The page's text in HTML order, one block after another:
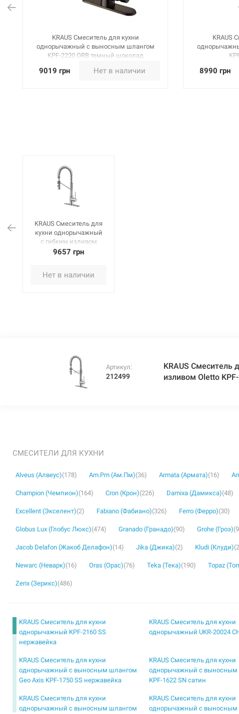
KRAUS Смеситель для кухни
однорычажный с выносным шлангом
KPF-2220 ORB темный шоколад
9019 грн Нет в наличии
KRAUS
8990 грн
KRAUS Смеситель для
кухни однорычажный
с гибким изливом
Oletto KPF-2630 CH
9657 грн
Нет в наличии
Артикул:
212499
KRAUS Смеситель
изливом Oletto
СМЕСИТЕЛИ ДЛЯ КУХНИ
Alveus (Алвеус)(178) Am.Pm (Ам.Пм)(36) Armata (Армата)(16)
Champion (Чемпион)(164) Cron (Крон)(226) Damixa (Дамикса)(48)
Excellent (Экселент)(2) Fabiano (Фабиано)(326) Ferro (Ферро)(30)
Globus Lux (Глобус Люкс)(474) Granado (Гранадо)(90) Grohe (Гроэ)
Jacob Delafon (Жакоб Делафон)(14) Jika (Джика)(2) Kludi (Клуди)
Newarc (Неварк)(16) Oras (Орас)(76) Teka (Тека)(190) Topaz
Zerix (Зерикс)(486)
KRAUS Смеситель для кухни
однорычажный KPF-2160 SS
нержавейка
KRAUS Смеситель для кухни
однорычажный UKR-20024
KRAUS Смеситель для кухни
однорычажный с выносным шлангом
Geo Axis KPF-1750 SS нержавейка
KRAUS Смеситель для кухни
однорычажный с выносным
KPF-1622 SN сатин
KRAUS Смеситель для кухни
однорычажный с выносным шлангом
KRAUS Смеситель для кухни
однорычажный с выносным